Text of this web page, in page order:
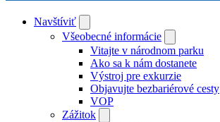
Navštíviť
Všeobecné informácie
Vitajte v národnom parku
Ako sa k nám dostanete
Výstroj pre exkurzie
Objavujte bezbariérové cesty
VOP
Zážitok